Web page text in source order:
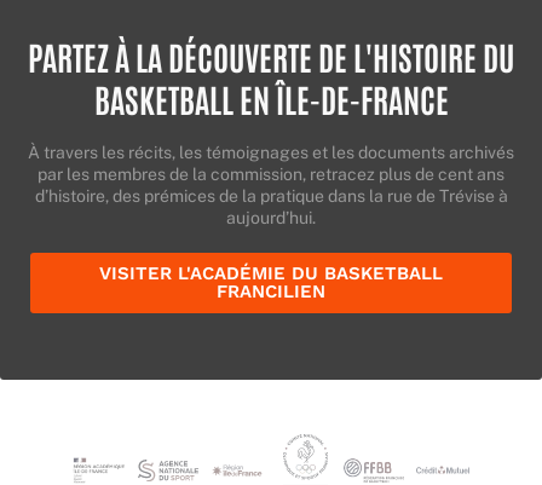
PARTEZ À LA DÉCOUVERTE DE L'HISTOIRE DU
BASKETBALL EN ÎLE-DE-FRANCE
À travers les récits, les témoignages et les documents archivés
par les membres de la commission, retracez plus de cent ans
d’histoire, des prémices de la pratique dans la rue de Trévise à
aujourd’hui.
VISITER L'ACADÉMIE DU BASKETBALL
FRANCILIEN